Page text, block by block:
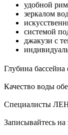
удобной
зеркалом
системой
джакузи с
Глубина
Качество воды
Специалисты
Записывайтесь на